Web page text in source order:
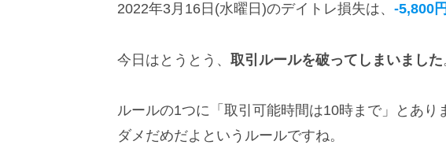
2022年3月16日(水曜日)のデイトレ損失は、 -5,800円
今日はとうとう、 取引ルールを破ってしまいました
ルールの1つに「取引可能時間は10時まで」とあり
ダメだめだよというルールですね。